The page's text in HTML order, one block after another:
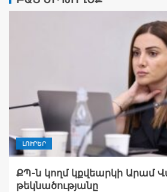
ԼՈՒՐԵՐ
ՔՊ-ն կողմ կքվեարկի Արամ
թեկնածությանը